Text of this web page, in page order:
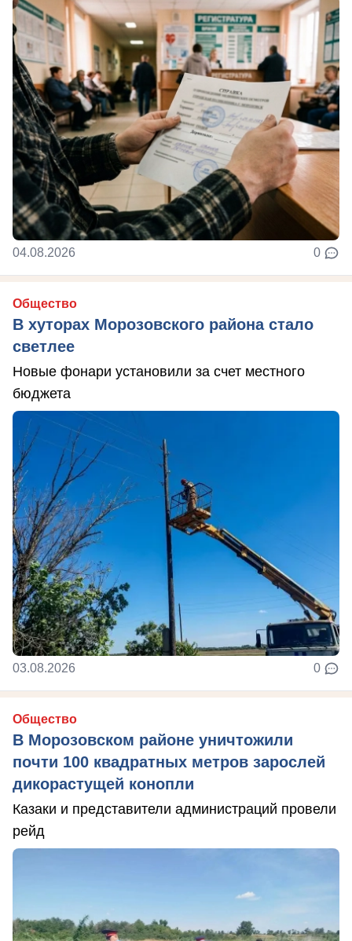
04.08.2026 0
Общество
В хуторах Морозовского района стало
светлее
Новые фонари установили за счет местного
бюджета
03.08.2026 0
Общество
В Морозовском районе уничтожили
почти 100 квадратных метров зарослей
дикорастущей конопли
Казаки и представители администраций провели
рейд